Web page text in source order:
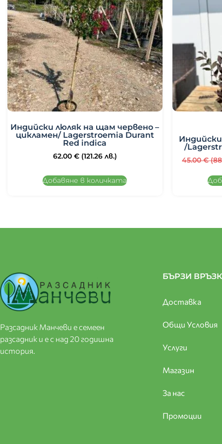
Индийски люляк на щам червено –
цикламен/ Lagerstroemia Durant
Red indica
62.00 € (121.26 лв.)
Добавяне в количката
/
45.00€
Разсадник Манчеви е семеен
разсадник и е с над 20 годишна
история.
БЪРЗИ
Доставка
Общи Условия
Услуги
Магазин
За нас
Промоции